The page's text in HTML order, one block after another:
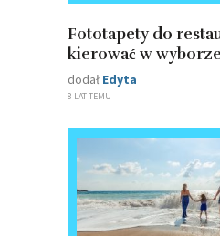
Fototapety do
kierować w
dodał Edyta
8 LAT TEMU